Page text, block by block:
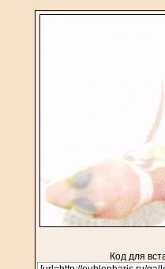
Код для